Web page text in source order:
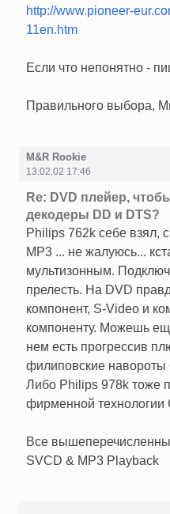
http://www.pioneer-
11en.htm
Если что непонятно -
Правильного выбора,
M&R Rookie
13.02.02 17:46
Re: DVD плейер,
декодеры DD и DTS?
Philips 762k себе взял,
MP3 ... не жалуюсь...
мультизонным.
прелесть. На DVD
компонент, S-Video и
компоненту. Можешь
нем есть прогрессив
филиповские навороты
Либо Philips 978k тоже
фирменной технологии
Все
SVCD & MP3 Playback